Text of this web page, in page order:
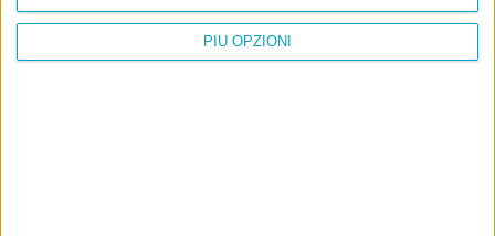
PIÙ OPZIONI